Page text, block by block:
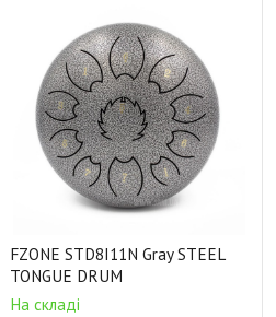
FZONE STD8I11N Gray STEEL
TONGUE DRUM
На складі